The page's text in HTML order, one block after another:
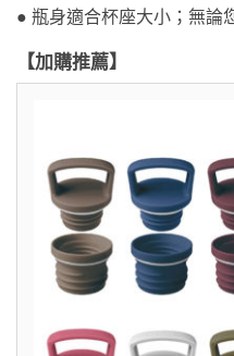
● 瓶身適合杯座大小；無論
【加購推薦】